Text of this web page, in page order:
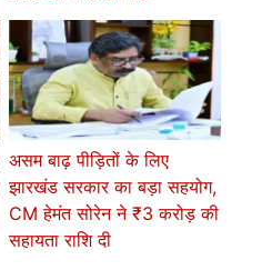
असम बाढ़ पीड़ितों के लिए
झारखंड सरकार का बड़ा सहयोग,
CM हेमंत सोरेन ने ₹3 करोड़ की
सहायता राशि दी